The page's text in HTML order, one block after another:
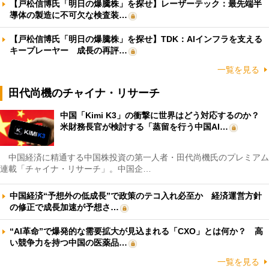
【戸松信博氏「明日の爆騰株」を探せ】レーザーテック：最先端半
導体の製造に不可欠な検査装…
【戸松信博氏「明日の爆騰株」を探せ】TDK：AIインフラを支える
キープレーヤー 成長の再評…
一覧を見る
田代尚機のチャイナ・リサーチ
中国「Kimi K3」の衝撃に世界はどう対応するのか？
米財務長官が検討する「蒸留を行う中国AI…
中国経済に精通する中国株投資の第一人者・田代尚機氏のプレミアム
連載「チャイナ・リサーチ」。中国企…
中国経済“予想外の低成長”で政策のテコ入れ必至か 経済運営方針
の修正で成長加速が予想さ…
“AI革命”で爆発的な需要拡大が見込まれる「CXO」とは何か？ 高
い競争力を持つ中国の医薬品…
一覧を見る